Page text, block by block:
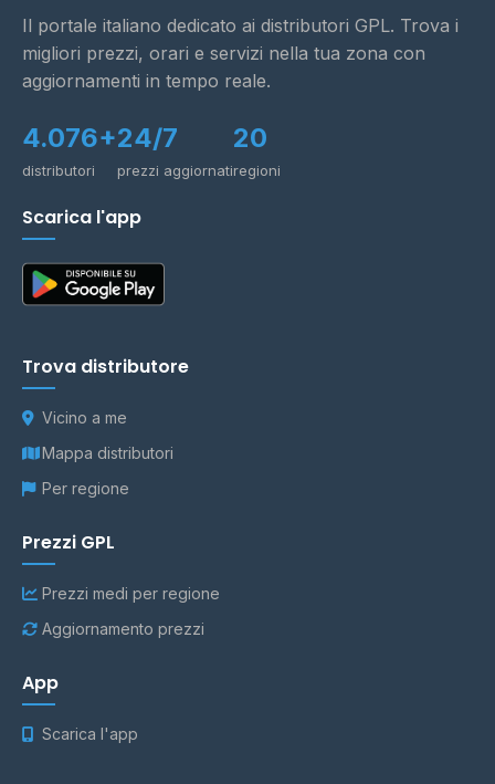
Il portale italiano dedicato ai distributori GPL. Trova i
migliori prezzi, orari e servizi nella tua zona con
aggiornamenti in tempo reale.
4.076+
distributori
24/7
prezzi aggiornati
20
regioni
Scarica l'app
Trova distributore
Vicino a me
Mappa distributori
Per regione
Prezzi GPL
Prezzi medi per regione
Aggiornamento prezzi
App
Scarica l'app